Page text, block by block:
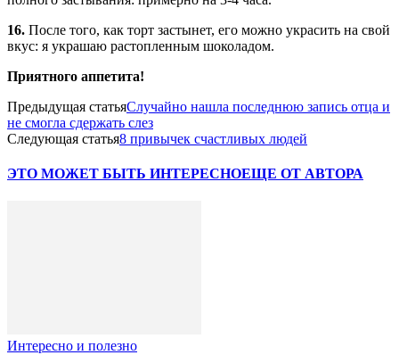
16. После того, как торт застынет, его можно украсить на свой
вкус: я украшаю растопленным шоколадом.
Приятного аппетита!
Предыдущая статьяСлучайно нашла последнюю запись отца и
не смогла сдержать слез
Следующая статья8 привычек счастливых людей
ЭТО МОЖЕТ БЫТЬ ИНТЕРЕСНОЕЩЕ ОТ АВТОРА
Интересно и полезно